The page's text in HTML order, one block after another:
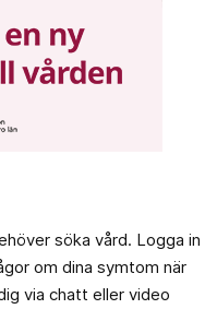
söka vård. Logga in
om dina symtom när
via chatt eller video